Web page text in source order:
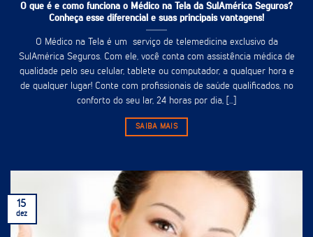
O que é e como funciona o Médico na Tela da SulAmérica Seguros?
Conheça esse diferencial e suas principais vantagens!
O Médico na Tela é um serviço de telemedicina exclusivo da
SulAmérica Seguros. Com ele, você conta com assistência médica de
qualidade pelo seu celular, tablete ou computador, a qualquer hora e
de qualquer lugar! Conte com profissionais de saúde qualificados, no
conforto do seu lar, 24 horas por dia, [...]
SAIBA MAIS
15
dez